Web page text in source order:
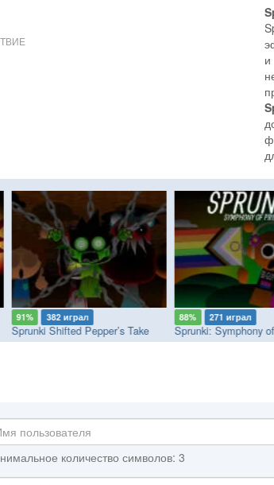
и
91% 382 играл
Sprunki Shifted Pepper’s Take
88% 271 играл
Sprunki: Symphony
количество символов: 3